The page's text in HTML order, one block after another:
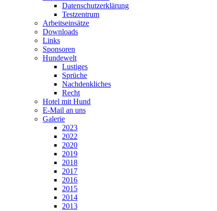
Datenschutzerklärung
Testzentrum
Arbeitseinsätze
Downloads
Links
Sponsoren
Hundewelt
Lustiges
Sprüche
Nachdenkliches
Recht
Hotel mit Hund
E-Mail an uns
Galerie
2023
2022
2020
2019
2018
2017
2016
2015
2014
2013